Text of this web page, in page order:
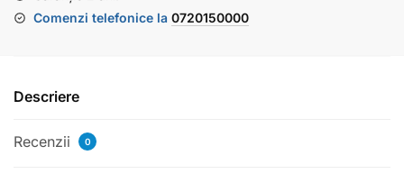
Comenzi telefonice la 0720150000
Descriere
Recenzii 0